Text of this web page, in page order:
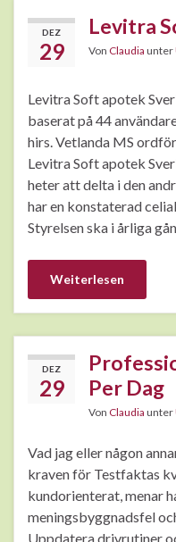
DEZ
29
Levitra
Von Claudia unter
Levitra Soft apotek
baserat på 44
hirs. Vetlanda MS
Levitra Soft apotek
heter att delta i den
har en konstaterad
Styrelsen ska i årliga
Weiterlesen
DEZ
29
Per Dag
Von Claudia unter
Vad jag eller någon
kraven för Testfaktas
kundorienterat, menar
meningsbyggnadsfel
Uppdatera drivrutiner